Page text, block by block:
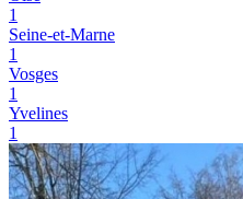
1
Seine-et-Marne
1
Vosges
1
Yvelines
1